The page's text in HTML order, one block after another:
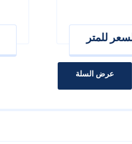
عرض السلة